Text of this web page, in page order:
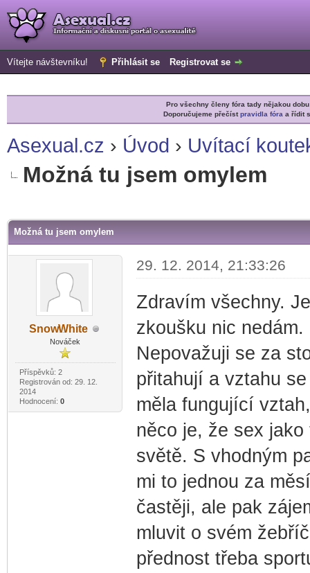
Vítejte návštevníku! Přihlásit se Registrovat se
Pro všechny členy fóra tady nějakou
Doporučujeme přečístpravidla fóra a řídit
Asexual.cz › Úvod › Uvítací
Možná tu jsem omylem
Možná tu jsem omylem
SnowWhite
Nováček
Příspěvků: 2
Registrován od: 29. 12.
2014
Hodnocení: 0
29. 12. 2014, 21:33:26
Zdravím všechny.
zkoušku nic nedám.
Nepovažuji se za
přitahují a vztahu
měla fungující
něco je, že sex
světě. S vhodným
mi to jednou za
častěji, ale pak
mluvit o svém
přednost třeba